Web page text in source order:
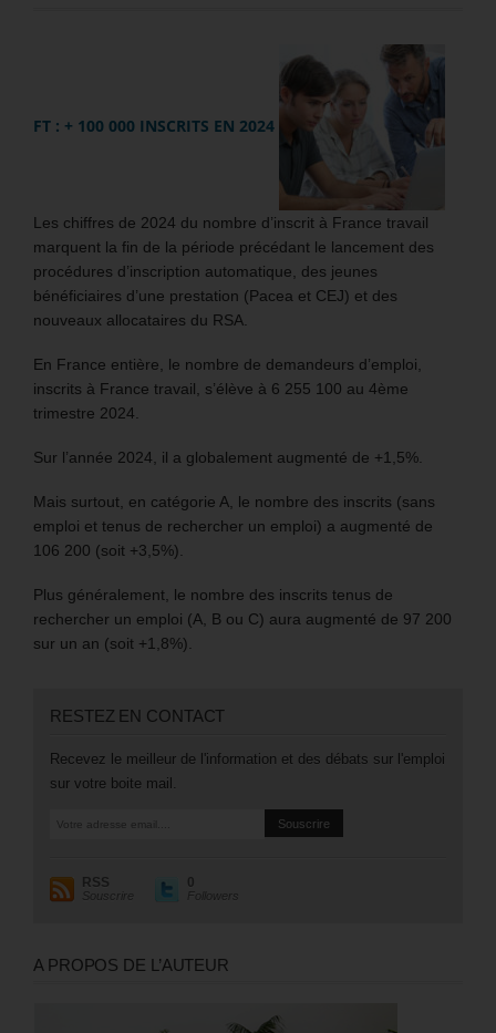
FT : + 100 000 INSCRITS EN 2024
Les chiffres de 2024 du nombre d’inscrit à France travail
marquent la fin de la période précédant le lancement des
procédures d’inscription automatique, des jeunes
bénéficiaires d’une prestation (Pacea et CEJ) et des
nouveaux allocataires du RSA.
En France entière, le nombre de demandeurs d’emploi,
inscrits à France travail, s’élève à 6 255 100 au 4ème
trimestre 2024.
Sur l’année 2024, il a globalement augmenté de +1,5%.
Mais surtout, en catégorie A, le nombre des inscrits (sans
emploi et tenus de rechercher un emploi) a augmenté de
106 200 (soit +3,5%).
Plus généralement, le nombre des inscrits tenus de
rechercher un emploi (A, B ou C) aura augmenté de 97 200
sur un an (soit +1,8%).
RESTEZ EN CONTACT
Recevez le meilleur de l'information et des débats sur l'emploi
sur votre boite mail.
RSS
Souscrire
0
Followers
A PROPOS DE L’AUTEUR